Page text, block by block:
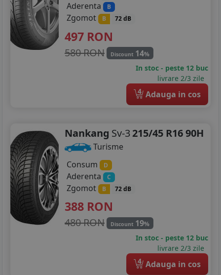
Aderenta B
Zgomot B 72 dB
497 RON
580 RON Discount 14%
In stoc - peste 12 buc
livrare 2/3 zile
4 Adauga in cos
Nankang Sv-3215/45 R16 90H
Turisme
Consum
D
Aderenta C
Zgomot B 72 dB
388 RON
480 RON Discount 19%
In stoc - peste 12 buc
livrare 2/3 zile
4 Adauga in cos